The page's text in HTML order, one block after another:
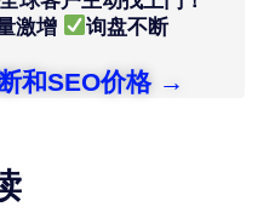
激增 询盘不断
和SEO价格 →